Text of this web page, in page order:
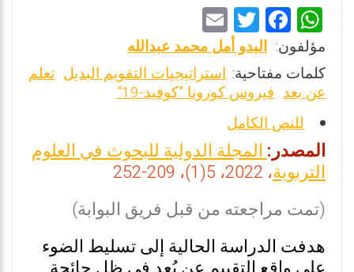
W
h
at
s
A
p
p
F
a
ce
b
o
o
k
T
wi
tt
er
m
ai
l
مؤلفون: البدو أمل محمد عبدالله
كلمات مفتاحية: استراتيجيات التقويم البديل تعلم
عن بعد فيروس كورونا "كوفيد-19"
للنص الكامل
المصدر:المجلة الدولية للبحوث في العلوم
التربوية، 2022، 5(1)، 209-252
(تمت مراجعته من قبل فريق البوابة)
هدفت الدراسة الحالية إلى تسليط الضوء